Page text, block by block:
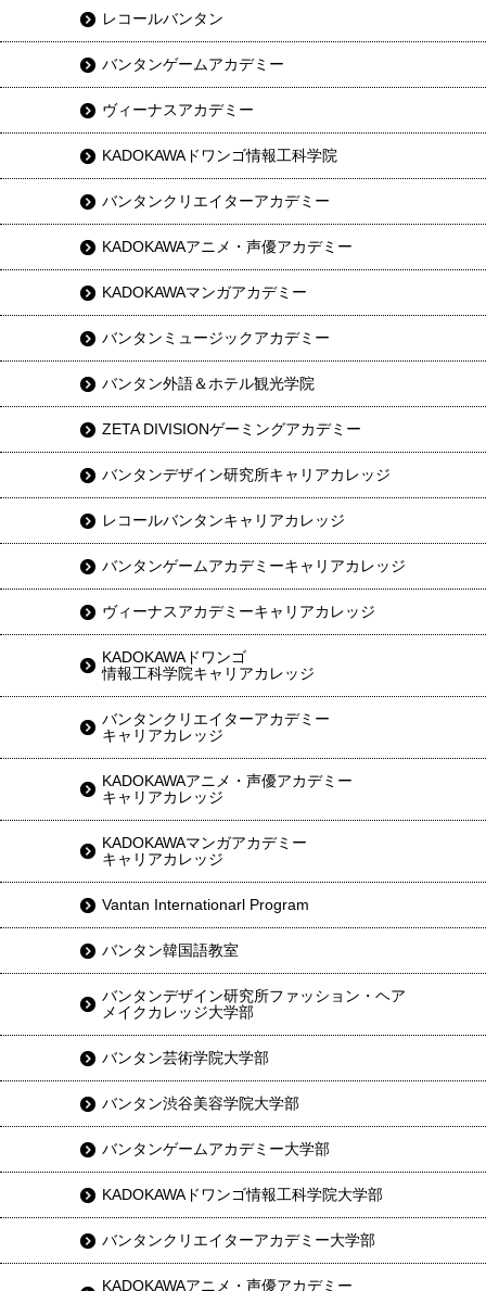
レコールバンタン
バンタンゲームアカデミー
ヴィーナスアカデミー
KADOKAWAドワンゴ情報工科学院
バンタンクリエイターアカデミー
KADOKAWAアニメ・声優アカデミー
KADOKAWAマンガアカデミー
バンタンミュージックアカデミー
バンタン外語＆ホテル観光学院
ZETA DIVISIONゲーミングアカデミー
バンタンデザイン研究所キャリアカレッジ
レコールバンタンキャリアカレッジ
バンタンゲームアカデミーキャリアカレッジ
ヴィーナスアカデミーキャリアカレッジ
KADOKAWAドワンゴ
情報工科学院キャリアカレッジ
バンタンクリエイターアカデミー
キャリアカレッジ
KADOKAWAアニメ・声優アカデミー
キャリアカレッジ
KADOKAWAマンガアカデミー
キャリアカレッジ
Vantan Internationarl Program
バンタン韓国語教室
バンタンデザイン研究所ファッション・ヘア
メイクカレッジ大学部
バンタン芸術学院大学部
バンタン渋谷美容学院大学部
バンタンゲームアカデミー大学部
KADOKAWAドワンゴ情報工科学院大学部
バンタンクリエイターアカデミー大学部
KADOKAWAアニメ・声優アカデミー